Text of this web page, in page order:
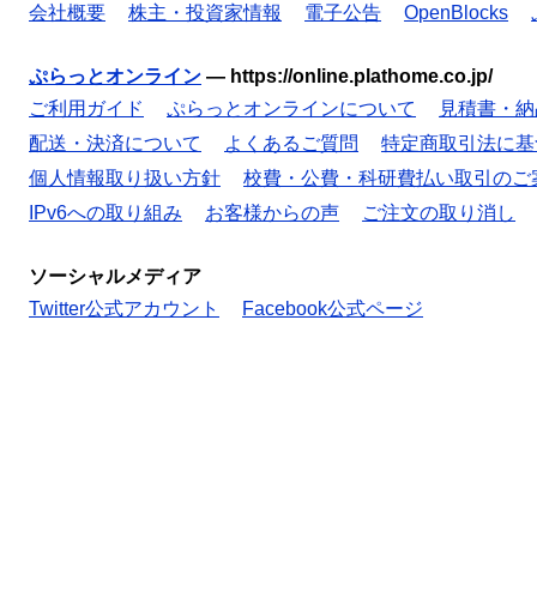
会社概要
株主・投資家情報 電子公告 OpenBlocks
ぷらっとオンライン — https://online.plathome.co.jp/
ご利用ガイド
ぷらっとオンラインについて
見積書・
配送・決済について
よくあるご質問
特定商取引法に
個人情報取り扱い方針
校費・公費・科研費払い取引のご
IPv6への取り組み
お客様からの声 ご注文の取り消し
ソーシャルメディア
Twitter公式アカウント
Facebook公式ページ